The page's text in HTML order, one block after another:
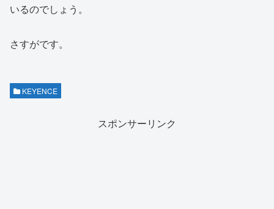
いるのでしょう。
さすがです。
KEYENCE
スポンサーリンク